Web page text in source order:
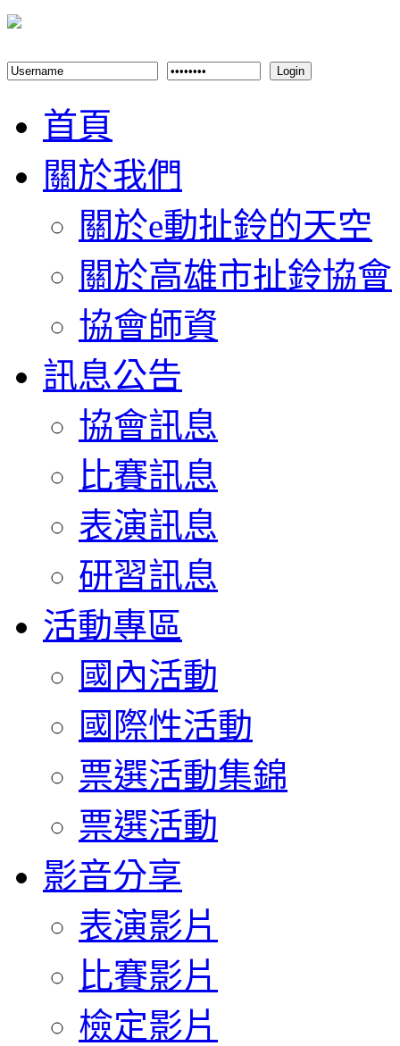
Login
首頁
關於我們
關於e動扯鈴的天空
關於高雄市扯鈴協會
協會師資
訊息公告
協會訊息
比賽訊息
表演訊息
研習訊息
活動專區
國內活動
國際性活動
票選活動集錦
票選活動
影音分享
表演影片
比賽影片
檢定影片